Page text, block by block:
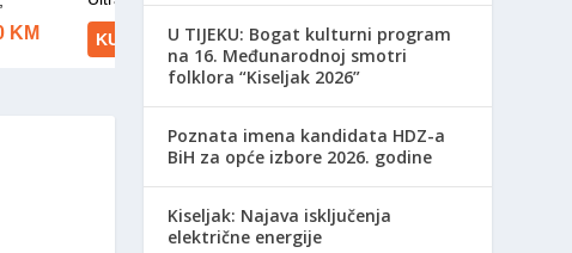
​U TIJEKU: Bogat kulturni program
na 16. Međunarodnoj smotri
folklora “Kiseljak 2026”
Poznata imena kandidata HDZ-a
BiH za opće izbore 2026. godine
Kiseljak: Najava isključenja
električne energije